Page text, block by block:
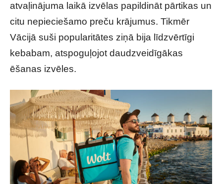
atvaļinājuma laikā izvēlas papildināt pārtikas un
citu nepieciešamo preču krājumus. Tikmēr
Vācijā suši popularitātes ziņā bija līdzvērtīgi
kebabam, atspoguļojot daudzveidīgākas
ēšanas izvēles.